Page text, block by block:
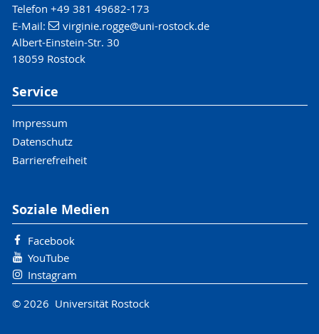
Telefon +49 381 49682-173
E-Mail:
virginie.rogge@uni-rostock.de
Albert-Einstein-Str. 30
18059 Rostock
Service
Impressum
Datenschutz
Barrierefreiheit
Soziale Medien
Facebook
YouTube
Instagram
© 2026 Universität Rostock